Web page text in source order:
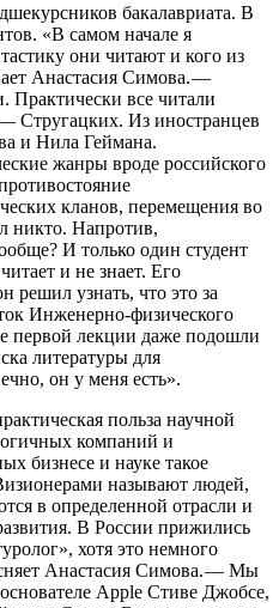
бакалавриата. В
«В самом начале я
они читают и кого из
Анастасия Симова. —
Практически все читали
​Стругацких. Из иностранцев
и Нила Геймана.
жанры вроде российского
кланов, перемещения во
никто. Напротив,
И только один студент
и не знает. Его
решил узнать, что это за
Инженерно-физического
первой лекции даже подошли
литературы для
он у меня есть».
польза научной
компаний и
бизнесе и науке такое
называют людей,
в определенной отрасли и
В России прижились
хотя это немного
Анастасия Симова. — ​Мы
Apple Стиве Джобсе,